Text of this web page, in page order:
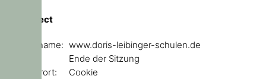
sf_redirect
Domainname: www.doris-leibinger-schulen.de
Ende der Sitzung
Speicherort:
Cookie